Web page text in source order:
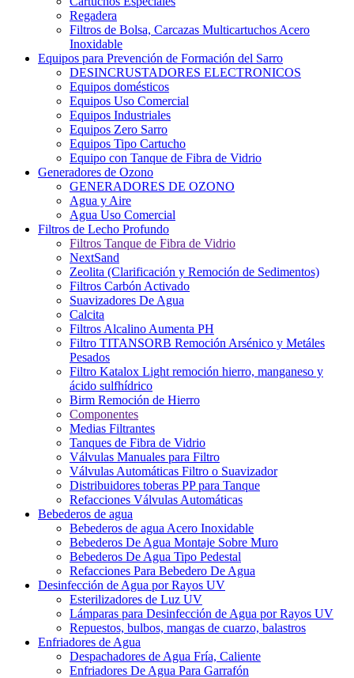
Regadera
Filtros de Bolsa, Carcazas Multicartuchos Acero
Inoxidable
Equipos para Prevención de Formación del Sarro
DESINCRUSTADORES ELECTRONICOS
Equipos domésticos
Equipos Uso Comercial
Equipos Industriales
Equipos Zero Sarro
Equipos Tipo Cartucho
Equipo con Tanque de Fibra de Vidrio
Generadores de Ozono
GENERADORES DE OZONO
Agua y Aire
Agua Uso Comercial
Filtros de Lecho Profundo
Filtros Tanque de Fibra de Vidrio
NextSand
Zeolita (Clarificación y Remoción de Sedimentos)
Filtros Carbón Activado
Suavizadores De Agua
Calcita
Filtros Alcalino Aumenta PH
Filtro TITANSORB Remoción Arsénico y Metáles
Pesados
Filtro Katalox Light remoción hierro, manganeso y
ácido sulfhídrico
Birm Remoción de Hierro
Componentes
Medias Filtrantes
Tanques de Fibra de Vidrio
Válvulas Manuales para Filtro
Válvulas Automáticas Filtro o Suavizador
Distribuidores toberas PP para Tanque
Refacciones Válvulas Automáticas
Bebederos de agua
Bebederos de agua Acero Inoxidable
Bebederos De Agua Montaje Sobre Muro
Bebederos De Agua Tipo Pedestal
Refacciones Para Bebedero De Agua
Desinfección de Agua por Rayos UV
Esterilizadores de Luz UV
Lámparas para Desinfección de Agua por Rayos UV
Repuestos, bulbos, mangas de cuarzo, balastros
Enfriadores de Agua
Despachadores de Agua Fría, Caliente
Enfriadores De Agua Para Garrafón